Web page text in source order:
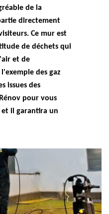
de la
directement
Ce mur est
de déchets qui
et de
des gaz
issues des
pour vous
et il garantira un